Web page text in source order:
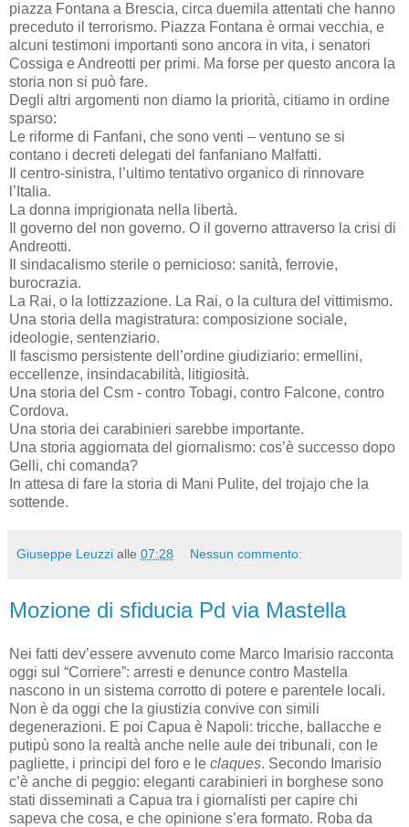
piazza Fontana a Brescia, circa duemila attentati che hanno
preceduto il terrorismo. Piazza Fontana è ormai vecchia, e
alcuni testimoni importanti sono ancora in vita, i senatori
Cossiga e Andreotti per primi. Ma forse per questo ancora la
storia non si può fare.
Degli altri argomenti non diamo la priorità, citiamo in ordine
sparso:
Le riforme di Fanfani, che sono venti – ventuno se si
contano i decreti delegati del fanfaniano Malfatti.
Il centro-sinistra, l’ultimo tentativo organico di rinnovare
l’Italia.
La donna imprigionata nella libertà.
Il governo del non governo. O il governo attraverso la crisi di
Andreotti.
Il sindacalismo sterile o pernicioso: sanità, ferrovie,
burocrazia.
La Rai, o la lottizzazione. La Rai, o la cultura del vittimismo.
Una storia della magistratura: composizione sociale,
ideologie, sentenziario.
Il fascismo persistente dell’ordine giudiziario: ermellini,
eccellenze, insindacabilità, litigiosità.
Una storia del Csm - contro Tobagi, contro Falcone, contro
Cordova.
Una storia dei carabinieri sarebbe importante.
Una storia aggiornata del giornalismo: cos’è successo dopo
Gelli, chi comanda?
In attesa di fare la storia di Mani Pulite, del trojajo che la
sottende.
Giuseppe Leuzzi alle 07:28 Nessun commento:
Mozione di sfiducia Pd via Mastella
Nei fatti dev’essere avvenuto come Marco Imarisio racconta
oggi sul “Corriere”: arresti e denunce contro Mastella
nascono in un sistema corrotto di potere e parentele locali.
Non è da oggi che la giustizia convive con simili
degenerazioni. E poi Capua è Napoli: tricche, ballacche e
putipù sono la realtà anche nelle aule dei tribunali, con le
pagliette, i principi del foro e le claques. Secondo Imarisio
c’è anche di peggio: eleganti carabinieri in borghese sono
stati disseminati a Capua tra i giornalisti per capire chi
sapeva che cosa, e che opinione s’era formato. Roba da